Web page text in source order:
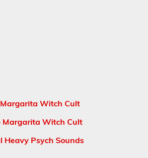
Witch Cult
Margarita Witch Cult
Heavy Psych Sounds